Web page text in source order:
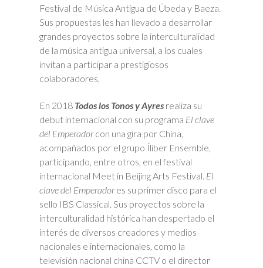
Festival de Música Antigua de Úbeda y Baeza.
Sus propuestas les han llevado a desarrollar
grandes proyectos sobre la interculturalidad
de la música antigua universal, a los cuales
invitan a participar a prestigiosos
colaboradores,
En 2018 Todos los Tonos y Ayresrealiza su
debut internacional con su programa El clave
del Emperadorcon una gira por China,
acompañados por el grupo Íliber Ensemble,
participando, entre otros, en el festival
internacional Meet in Beijing Arts Festival. El
clave del Emperadores su primer disco para el
sello IBS Classical. Sus proyectos sobre la
interculturalidad histórica han despertado el
interés de diversos creadores y medios
nacionales e internacionales, como la
televisión nacional china CCTV o el director